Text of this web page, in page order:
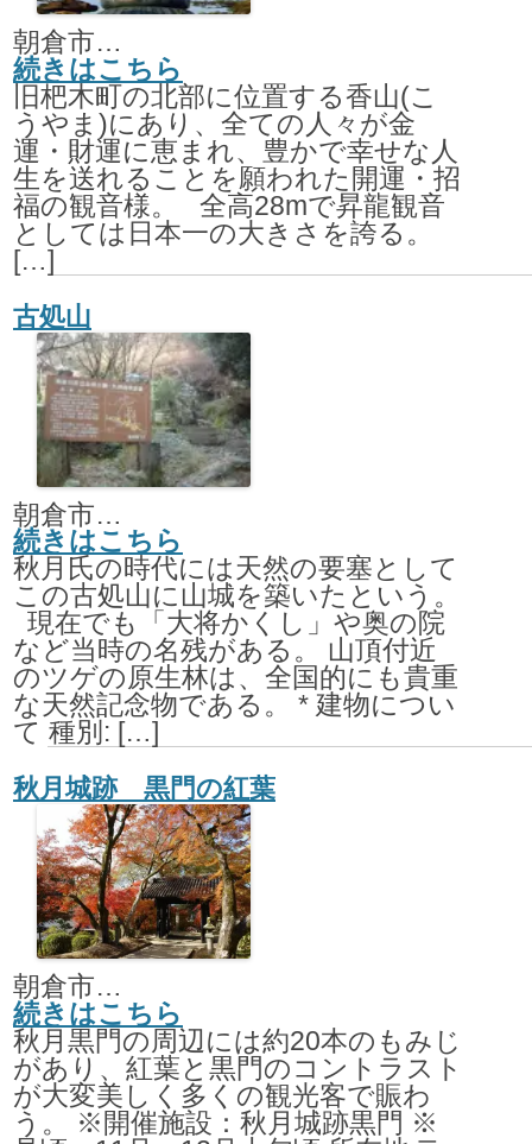
朝倉市杷木志波871-4
続きはこちら
旧杷木町の北部に位置する香山(こ
うやま)にあり、全ての人々が金
運・財運に恵まれ、豊かで幸せな人
生を送れることを願われた開運・招
福の観音様。 全高28mで昇龍観音
としては日本一の大きさを誇る。
[…]
古処山
朝倉市江川
続きはこちら
秋月氏の時代には天然の要塞として
この古処山に山城を築いたという。
現在でも「大将かくし」や奥の院
など当時の名残がある。 山頂付近
のツゲの原生林は、全国的にも貴重
な天然記念物である。 * 建物につい
て 種別: […]
秋月城跡 黒門の紅葉
朝倉市秋月野鳥
続きはこちら
秋月黒門の周辺には約20本のもみじ
があり、紅葉と黒門のコントラスト
が大変美しく多くの観光客で賑わ
う。 ※開催施設：秋月城跡黒門 ※